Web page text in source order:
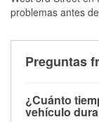
problemas antes
Preguntas
¿Cuánto
vehículo